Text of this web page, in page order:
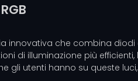
innovativa che combina
di illuminazione più
gli utenti hanno su queste